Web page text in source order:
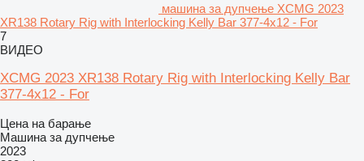
машина за дупчење XCMG 2023
XR138 Rotary Rig with Interlocking Kelly Bar 377-4x12 - For
7
ВИДЕО
XCMG 2023 XR138 Rotary Rig with Interlocking Kelly Bar
377-4x12 - For
Цена на барање
Машина за дупчење
2023